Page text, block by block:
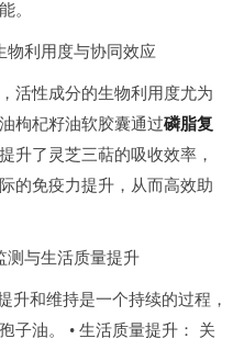
。
物利用度与协同效应
活性成分的生物利用度尤为
枸杞籽油软胶囊通过磷脂复
升了灵芝三萜的吸收效率，
的免疫力提升，从而高效助
测与生活质量提升
升和维持是一个持续的过程，
子油。 • 生活质量提升： 关